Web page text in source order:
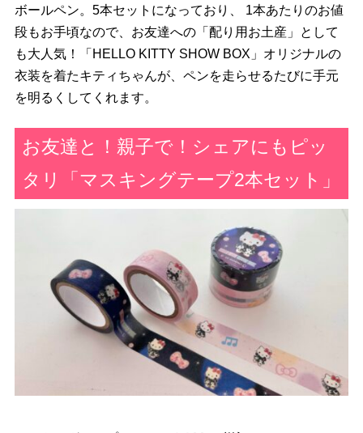
ボールペン。5本セットになっており、 1本あたりのお値
段もお手頃なので、お友達への「配り用お土産」として
も大人気！「HELLO KITTY SHOW BOX」オリジナルの
衣装を着たキティちゃんが、ペンを走らせるたびに手元
を明るくしてくれます。
お友達と！親子で！シェアにもピッ
タリ「マスキングテープ2本セット」